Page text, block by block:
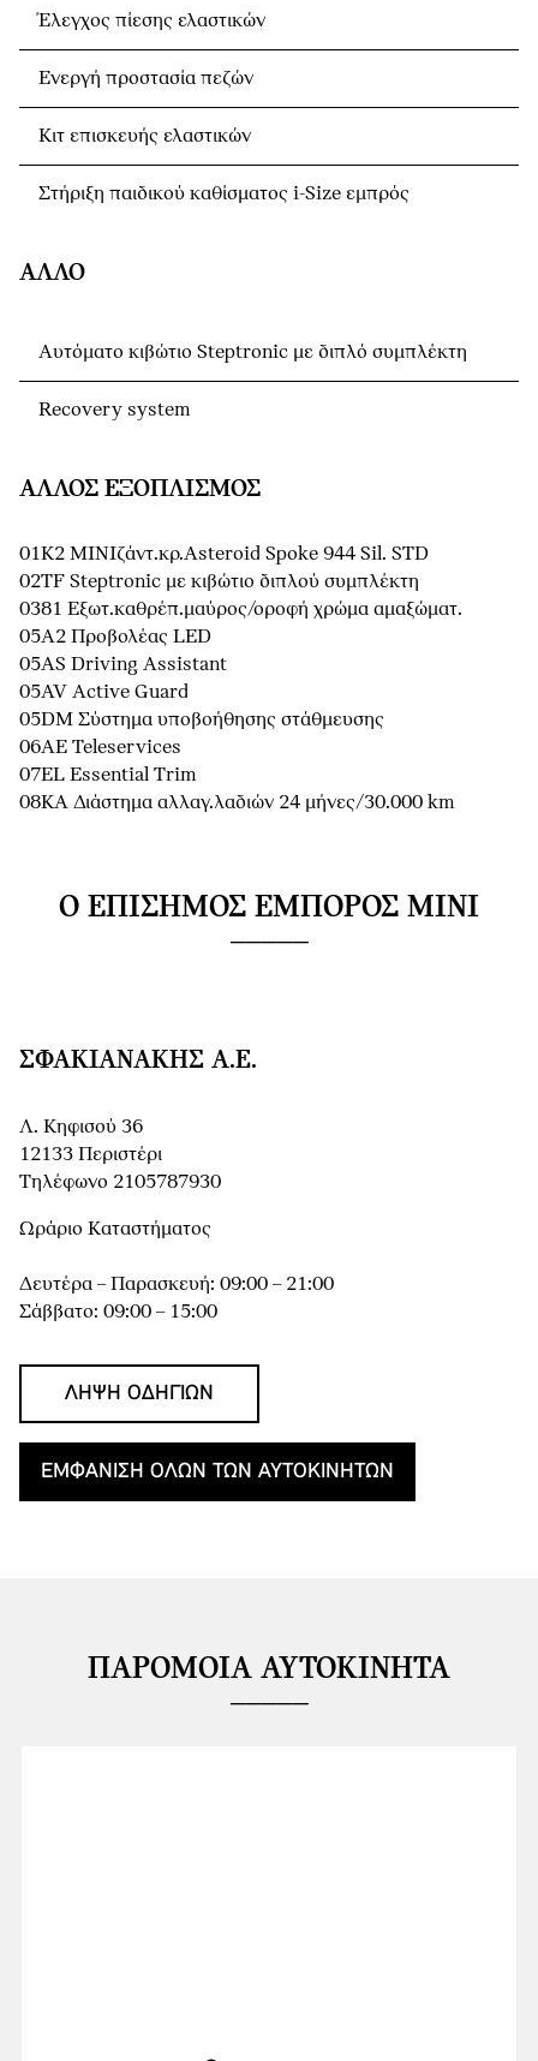
Έλεγχος πίεσης ελαστικών
Ενεργή προστασία πεζών
Κιτ επισκευής ελαστικών
Στήριξη παιδικού καθίσματος i-Size εμπρός
ΆΛΛΟ
Αυτόματο κιβώτιο Steptronic με διπλό συμπλέκτη
Recovery system
ΆΛΛΟΣ ΕΞΟΠΛΙΣΜΌΣ
01K2 MINIζάντ.κρ.Asteroid Spoke 944 Sil. STD
02TF Steptronic με κιβώτιο διπλού συμπλέκτη
0381 Εξωτ.καθρέπ.μαύρος/οροφή χρώμα αμαξώματ.
05A2 Προβολέας LED
05AS Driving Assistant
05AV Active Guard
05DM Σύστημα υποβοήθησης στάθμευσης
06AE Teleservices
07EL Essential Trim
08KA Διάστημα αλλαγ.λαδιών 24 μήνες/30.000 km
Ο ΕΠΊΣΗΜΟΣ ΈΜΠΟΡΟΣ MINI
ΣΦΑΚΙΑΝΆΚΗΣ Α.Ε.
Λ. Κηφισού 36
12133 Περιστέρι
Τηλέφωνο 2105787930
Ωράριο Καταστήματος
Δευτέρα – Παρασκευή: 09:00 – 21:00
Σάββατο: 09:00 – 15:00
ΛΉΨΗ ΟΔΗΓΙΏΝ
ΕΜΦΆΝΙΣΗ ΌΛΩΝ ΤΩΝ ΑΥΤΟΚΙΝΉΤΩΝ
ΠΑΡΌΜΟΙΑ ΑΥΤΟΚΊΝΗΤΑ